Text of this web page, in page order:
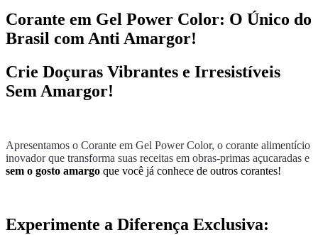
Corante em Gel Power Color: O Único do
Brasil com Anti Amargor!
Crie Doçuras Vibrantes e Irresistíveis
Sem Amargor!
Apresentamos o Corante em Gel Power Color, o corante alimentício
inovador que transforma suas receitas em obras-primas açucaradas e
sem o gosto amargo que você já conhece de outros corantes!
Experimente a Diferença Exclusiva: